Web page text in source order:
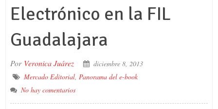
Electrónico en la FIL
Guadalajara
Por Veronica Juárez
diciembre 8, 2013
Mercado Editorial, Panorama del e-book
No hay comentarios